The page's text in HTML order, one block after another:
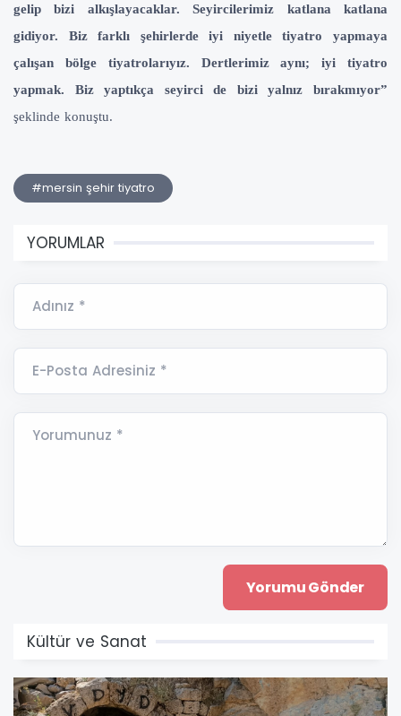
gelip bizi alkışlayacaklar. Seyircilerimiz katlana katlana
gidiyor. Biz farklı şehirlerde iyi niyetle tiyatro yapmaya
çalışan bölge tiyatrolarıyız. Dertlerimiz aynı; iyi tiyatro
yapmak. Biz yaptıkça seyirci de bizi yalnız bırakmıyor”
şeklinde konuştu.
#mersin şehir tiyatro
YORUMLAR
Adınız *
E-Posta Adresiniz *
Yorumunuz *
Kültür ve Sanat